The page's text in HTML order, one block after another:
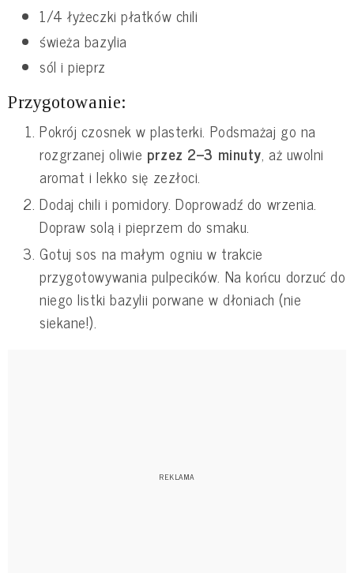
1/4 łyżeczki płatków chili
świeża bazylia
sól i pieprz
Przygotowanie:
Pokrój czosnek w plasterki. Podsmażaj go na
rozgrzanej oliwie przez 2–3 minuty, aż uwolni
aromat i lekko się zezłoci.
Dodaj chili i pomidory. Doprowadź do wrzenia.
Dopraw solą i pieprzem do smaku.
Gotuj sos na małym ogniu w trakcie
przygotowywania pulpecików. Na końcu dorzuć do
niego listki bazylii porwane w dłoniach (nie
siekane!).